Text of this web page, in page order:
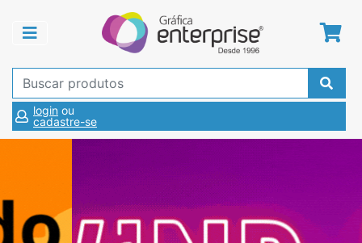
login ou
cadastre-se